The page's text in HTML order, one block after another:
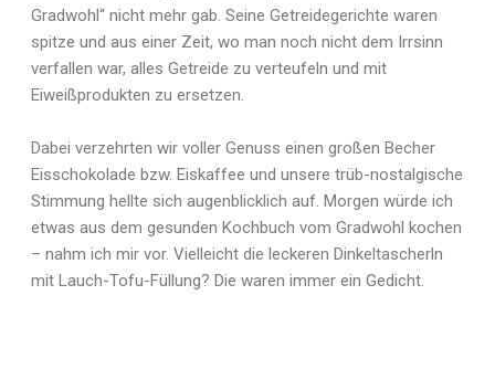
Gradwohl“ nicht mehr gab. Seine Getreidegerichte waren
spitze und aus einer Zeit, wo man noch nicht dem Irrsinn
verfallen war, alles Getreide zu verteufeln und mit
Eiweißprodukten zu ersetzen.
Dabei verzehrten wir voller Genuss einen großen Becher
Eisschokolade bzw. Eiskaffee und unsere trüb-nostalgische
Stimmung hellte sich augenblicklich auf. Morgen würde ich
etwas aus dem gesunden Kochbuch vom Gradwohl kochen
– nahm ich mir vor. Vielleicht die leckeren Dinkeltascherln
mit Lauch-Tofu-Füllung? Die waren immer ein Gedicht.